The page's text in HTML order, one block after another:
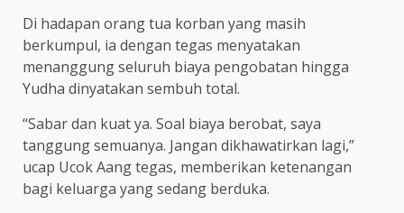
Di hadapan orang tua korban yang masih
berkumpul, ia dengan tegas menyatakan
menanggung seluruh biaya pengobatan hingga
Yudha dinyatakan sembuh total.
“Sabar dan kuat ya. Soal biaya berobat, saya
tanggung semuanya. Jangan dikhawatirkan lagi,”
ucap Ucok Aang tegas, memberikan ketenangan
bagi keluarga yang sedang berduka.